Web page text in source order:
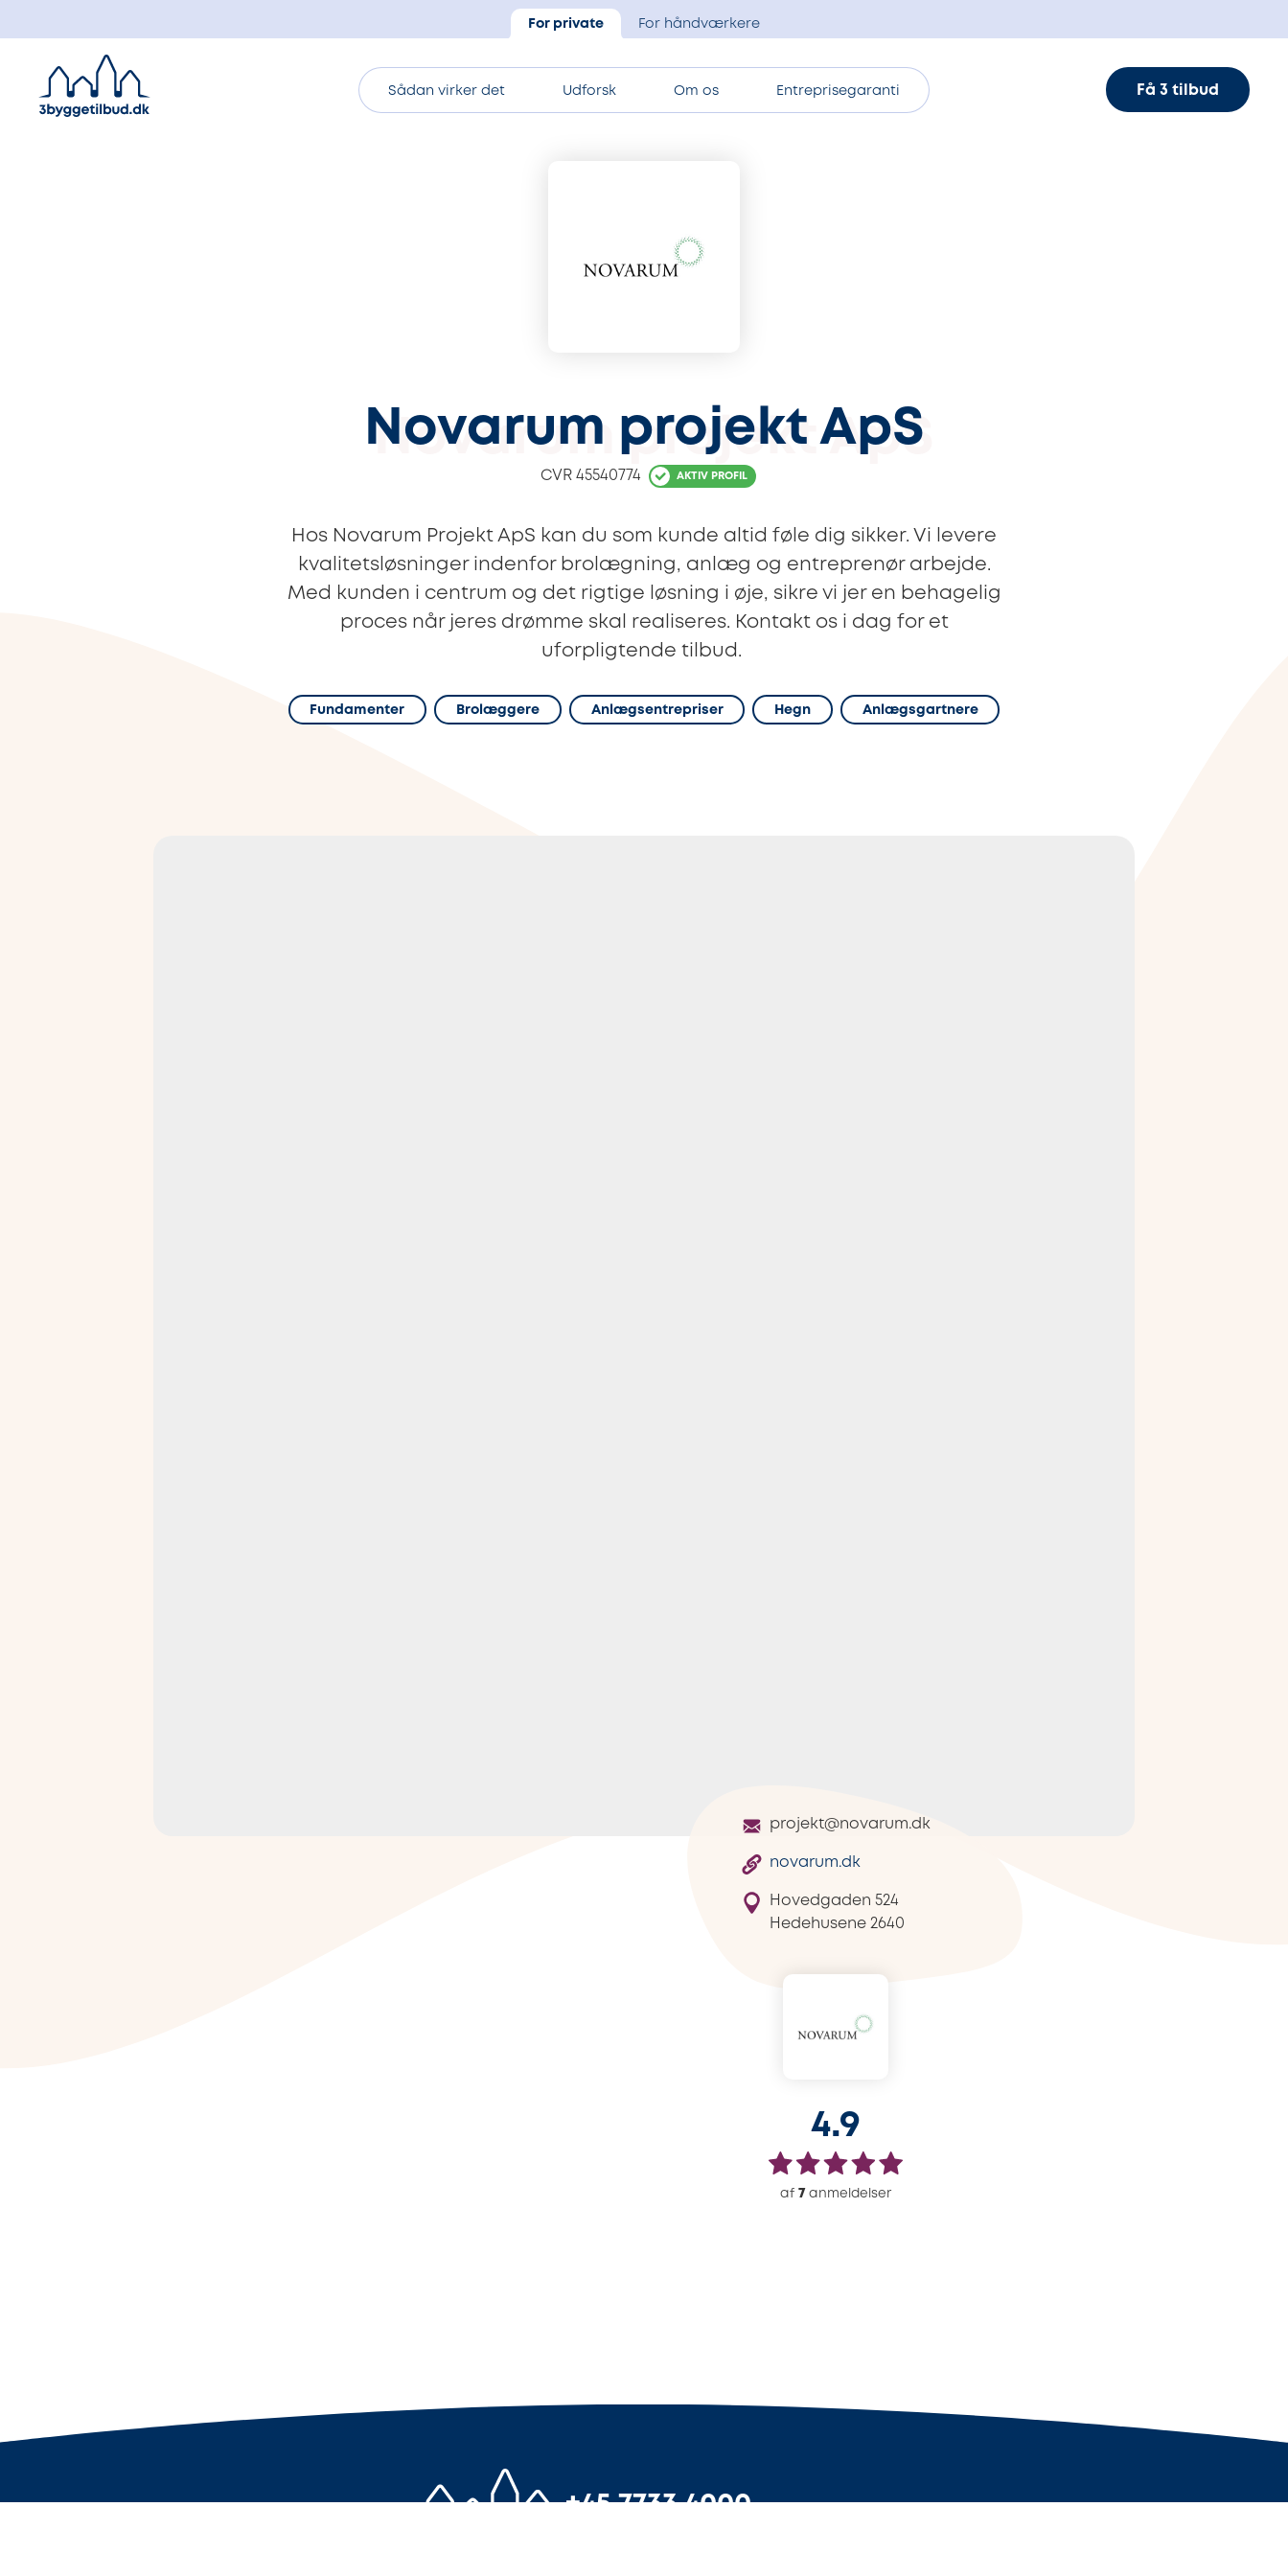
For private For håndværkere
Sådan virker det Udforsk Om os Entreprisegaranti Få 3 tilbud
Novarum projekt ApS
CVR 45540774 AKTIV PROFIL
Hos Novarum Projekt ApS kan du som kunde altid føle dig sikker. Vi levere
kvalitetsløsninger indenfor brolægning, anlæg og entreprenør arbejde.
Med kunden i centrum og det rigtige løsning i øje, sikre vi jer en behagelig
proces når jeres drømme skal realiseres. Kontakt os i dag for et
uforpligtende tilbud.
Fundamenter Brolæggere Anlægsentrepriser Hegn Anlægsgartnere
projekt@novarum.dk
novarum.dk
Hovedgaden 524
Hedehusene 2640
4.9
af 7 anmeldelser
+45 7733 4000